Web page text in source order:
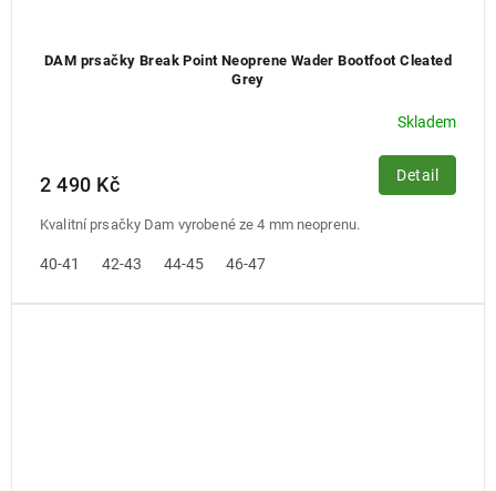
DAM prsačky Break Point Neoprene Wader Bootfoot Cleated
Grey
Skladem
2 490 Kč Detail
Kvalitní prsačky Dam vyrobené ze 4 mm neoprenu.
40-41 42-43 44-45 46-47